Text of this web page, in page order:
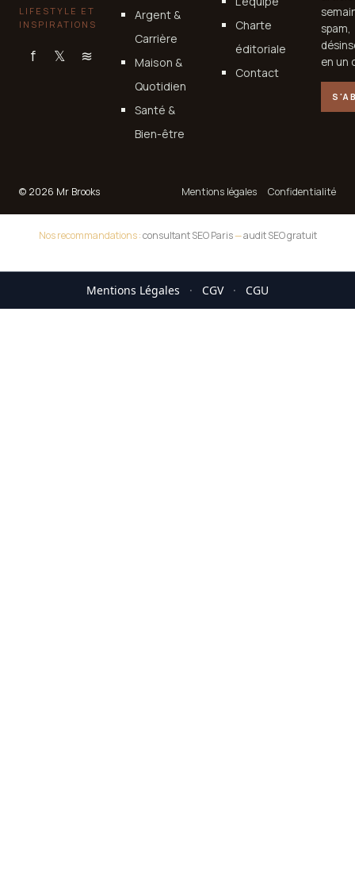
LIFESTYLE ET
INSPIRATIONS
f 𝕏 ≋
Argent &
Carrière
Maison &
Quotidien
Santé &
Bien-être
Charte
éditoriale
Contact
spam,
en un
© 2026 Mr Brooks Mentions légales Confidentialité
Nos recommandations :consultant SEO Paris—audit SEO gratuit
Mentions Légales · CGV · CGU